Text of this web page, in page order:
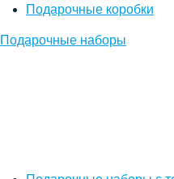
Подарочные коробки
Подарочные наборы